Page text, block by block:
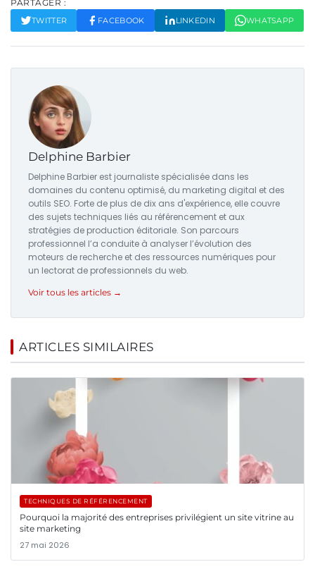
PARTAGER :
TWITTER FACEBOOK LINKEDIN WHATSAPP
Delphine Barbier
Delphine Barbier est journaliste spécialisée dans les
domaines du contenu optimisé, du marketing digital et des
outils SEO. Forte de plus de dix ans d'expérience, elle couvre
des sujets techniques liés au référencement et aux
stratégies de production éditoriale. Son parcours
professionnel l’a conduite à analyser l’évolution des
moteurs de recherche et des ressources numériques pour
un lectorat de professionnels du web.
Voir tous les articles →
ARTICLES SIMILAIRES
TECHNIQUES DE RÉFÉRENCEMENT
Pourquoi la majorité des entreprises privilégient un site vitrine au
site marketing
27 mai 2026